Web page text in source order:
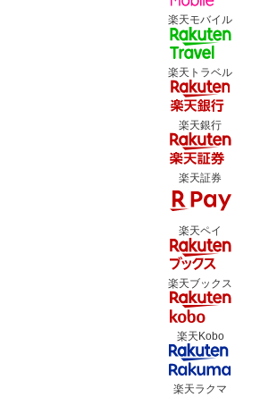
楽天モバイル
楽天トラベル
楽天銀行
楽天証券
楽天ペイ
楽天ブックス
楽天Kobo
楽天ラクマ